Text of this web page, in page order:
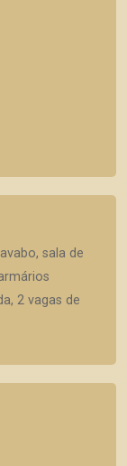
sala de
2 vagas de